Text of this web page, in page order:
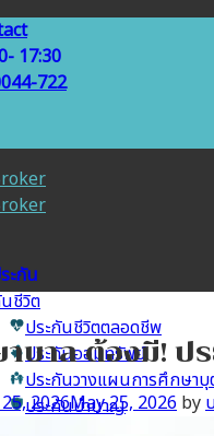
17:30
722
ะกัน
ชีวิต
ประกันชีวิตตลอดชีพ
ประกันออมทรัพย์
ประกันวางแผนการศึกษาบุ
ประกันบำนาญ
บาล ต้องมี! ป
2026May 25, 2026 by